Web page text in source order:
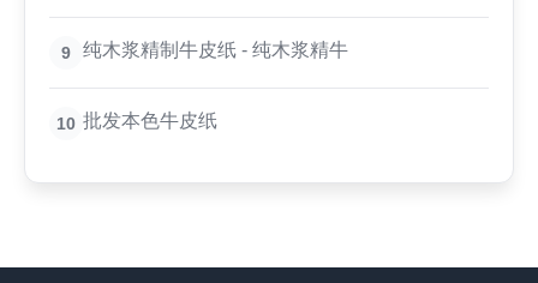
9 纯木浆精制牛皮纸 - 纯木浆精牛
10 批发本色牛皮纸